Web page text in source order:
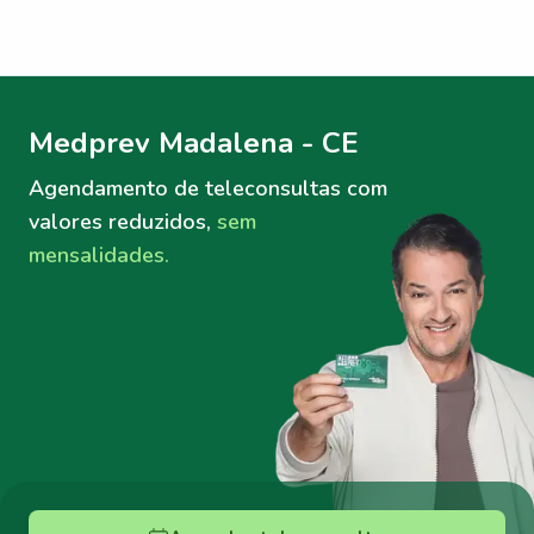
Medprev Madalena - CE
Agendamento de teleconsultas com
valores reduzidos, sem
mensalidades.